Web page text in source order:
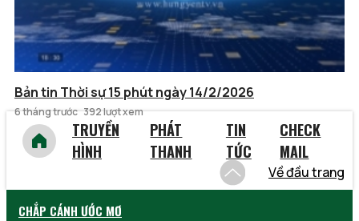
Bản tin Thời sự 15 phút ngày 14/2/2026
6 tháng trước 392 lượt xem
TRUYỀN
HÌNH
PHÁT
THANH
TIN
TỨC
CHECK
MAIL
Về đầu trang
CHẮP CÁNH ƯỚC MƠ